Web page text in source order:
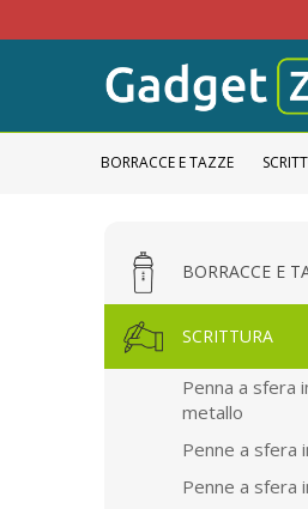
BORRACCE E TAZZE
BORRACCE E
SCRITTURA
Penna a sfera
metallo
Penne a sfera
Penne a sfera